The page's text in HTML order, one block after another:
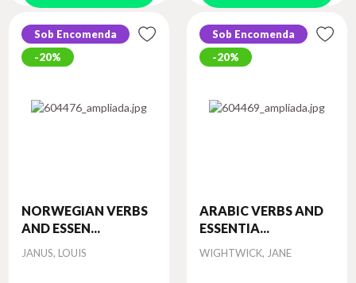
Sob Encomenda
20%
NORWEGIAN VERBS
AND ESSEN...
Autor
JANUS, LOUIS
Sob Encomenda
20%
ARABIC VERBS AND
ESSENTIA...
Autor
WIGHTWICK, JANE